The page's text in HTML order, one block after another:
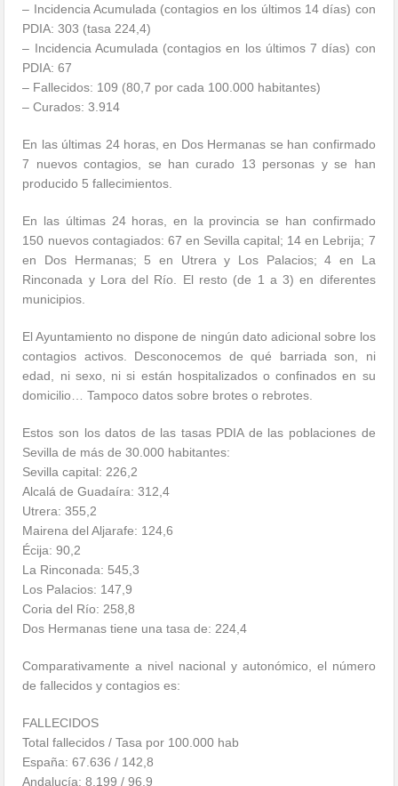
– Incidencia Acumulada (contagios en los últimos 14 días) con
PDIA: 303 (tasa 224,4)
– Incidencia Acumulada (contagios en los últimos 7 días) con
PDIA: 67
– Fallecidos: 109 (80,7 por cada 100.000 habitantes)
– Curados: 3.914
En las últimas 24 horas, en Dos Hermanas se han confirmado
7 nuevos contagios, se han curado 13 personas y se han
producido 5 fallecimientos.
En las últimas 24 horas, en la provincia se han confirmado
150 nuevos contagiados: 67 en Sevilla capital; 14 en Lebrija; 7
en Dos Hermanas; 5 en Utrera y Los Palacios; 4 en La
Rinconada y Lora del Río. El resto (de 1 a 3) en diferentes
municipios.
El Ayuntamiento no dispone de ningún dato adicional sobre los
contagios activos. Desconocemos de qué barriada son, ni
edad, ni sexo, ni si están hospitalizados o confinados en su
domicilio… Tampoco datos sobre brotes o rebrotes.
Estos son los datos de las tasas PDIA de las poblaciones de
Sevilla de más de 30.000 habitantes:
Sevilla capital: 226,2
Alcalá de Guadaíra: 312,4
Utrera: 355,2
Mairena del Aljarafe: 124,6
Écija: 90,2
La Rinconada: 545,3
Los Palacios: 147,9
Coria del Río: 258,8
Dos Hermanas tiene una tasa de: 224,4
Comparativamente a nivel nacional y autonómico, el número
de fallecidos y contagios es:
FALLECIDOS
Total fallecidos / Tasa por 100.000 hab
España: 67.636 / 142,8
Andalucía: 8.199 / 96,9